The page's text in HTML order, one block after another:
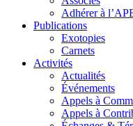
Adhérer à
Publications
Exotopies
Carnets
Activités
Actualités
Événements
Appels à
Appels à